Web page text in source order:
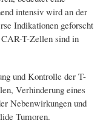
intensiv wird an der
Indikationen geforscht
T-Zellen sind in
und Kontrolle der T-
Verhinderung eines
Nebenwirkungen und
Tumoren.